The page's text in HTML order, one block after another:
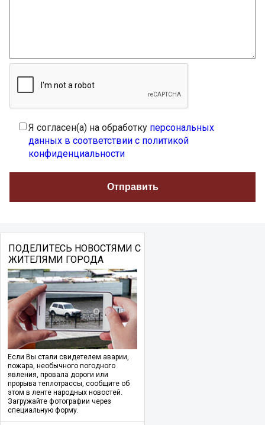
Я согласен(а) на обработку персональных
данных в соответствии с политикой
конфиденциальности
ПОДЕЛИТЕСЬ НОВОСТЯМИ С
ЖИТЕЛЯМИ ГОРОДА
Если Вы стали свидетелем аварии,
пожара, необычного погодного
явления, провала дороги или
прорыва теплотрассы, сообщите об
этом в ленте народных новостей.
Загружайте фотографии через
специальную форму.